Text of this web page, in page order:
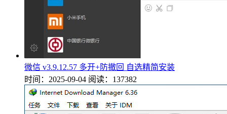
微信 v3.9.12.57 多开+防撤回 自选精简安装
时间：2025-09-04 阅读：137382